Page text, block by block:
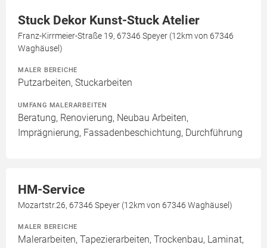
Stuck Dekor Kunst-Stuck Atelier
Franz-Kirrmeier-Straße 19, 67346 Speyer (12km von 67346
Waghäusel)
MALER BEREICHE
Putzarbeiten, Stuckarbeiten
UMFANG MALERARBEITEN
Beratung, Renovierung, Neubau Arbeiten,
Imprägnierung, Fassadenbeschichtung, Durchführung
HM-Service
Mozartstr.26, 67346 Speyer (12km von 67346 Waghäusel)
MALER BEREICHE
Malerarbeiten, Tapezierarbeiten, Trockenbau, Laminat,